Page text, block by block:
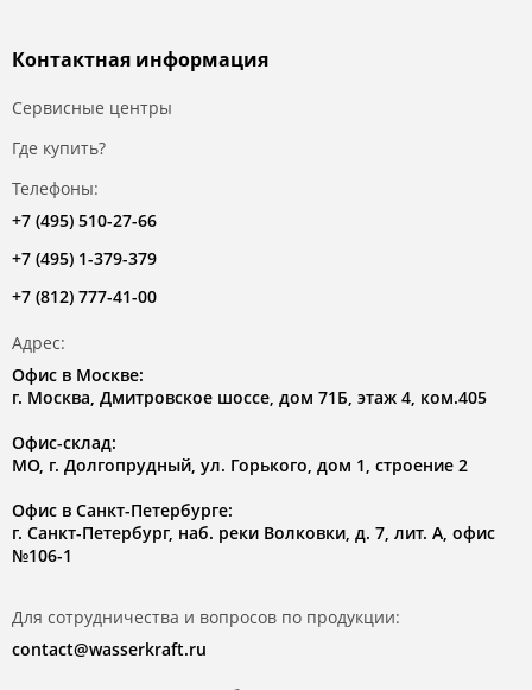
Контактная информация
Сервисные центры
Где купить?
Телефоны:
+7 (495) 510-27-66
+7 (495) 1-379-379
+7 (812) 777-41-00
Адрес:
Офис в Москве:
г. Москва, Дмитровское шоссе, дом 71Б, этаж 4, ком.405
Офис-склад:
МО, г. Долгопрудный, ул. Горького, дом 1, строение 2
Офис в Санкт-Петербурге:
г. Санкт-Петербург, наб. реки Волковки, д. 7, лит. А, офис
№106-1
Для сотрудничества и вопросов по продукции:
contact@wasserkraft.ru